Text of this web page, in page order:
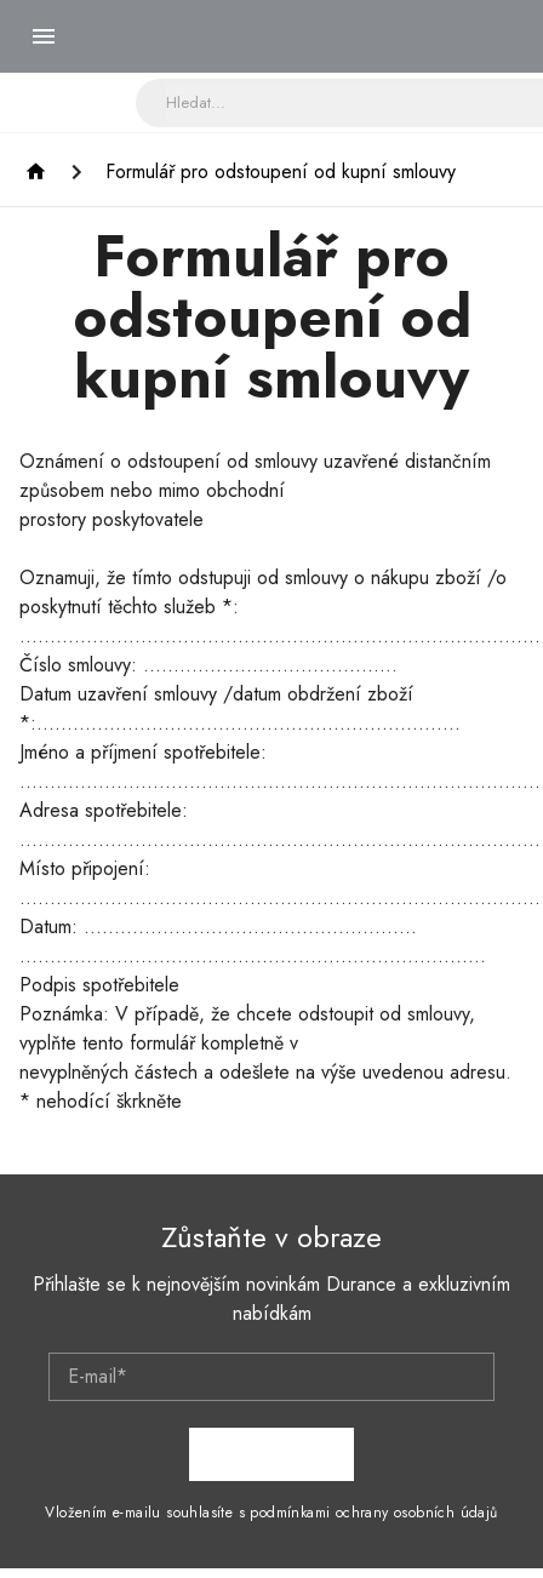
Formulář pro odstoupení od kupní smlouvy
Formulář pro
odstoupení od
kupní smlouvy
Oznámení o odstoupení od smlouvy uzavřené distančním
způsobem nebo mimo obchodní
prostory poskytovatele
Oznamuji, že tímto odstupuji od smlouvy o nákupu zboží /o
poskytnutí těchto služeb *:
Číslo smlouvy: ……………………………………
Datum uzavření smlouvy /datum obdržení zboží
*:......................................................................
Jméno a příjmení spotřebitele:
Adresa spotřebitele:
Místo připojení:
Datum: ……………………………………………….
.............................................................................
Podpis spotřebitele
Poznámka: V případě, že chcete odstoupit od smlouvy,
vyplňte tento formulář kompletně v
nevyplněných částech a odešlete na výše uvedenou adresu.
* nehodící škrkněte
Zůstaňte v obraze
Přihlašte se k nejnovějším novinkám Durance a exkluzivním
nabídkám
E-mail*
Vložením e-mailu souhlasíte s podmínkami ochrany osobních údajů